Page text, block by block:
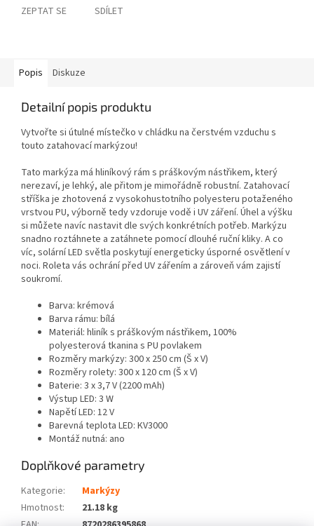
ZEPTAT SE SDÍLET
Popis Diskuze
Detailní popis produktu
Vytvořte si útulné místečko v chládku na čerstvém vzduchu s
touto zatahovací markýzou!
Tato markýza má hliníkový rám s práškovým nástřikem, který
nerezaví, je lehký, ale přitom je mimořádně robustní. Zatahovací
stříška je zhotovená z vysokohustotního polyesteru potaženého
vrstvou PU, výborně tedy vzdoruje vodě i UV záření. Úhel a výšku
si můžete navíc nastavit dle svých konkrétních potřeb. Markýzu
snadno roztáhnete a zatáhnete pomocí dlouhé ruční kliky. A co
víc, solární LED světla poskytují energeticky úsporné osvětlení v
noci. Roleta vás ochrání před UV zářením a zároveň vám zajistí
soukromí.
Barva: krémová
Barva rámu: bílá
Materiál: hliník s práškovým nástřikem, 100%
polyesterová tkanina s PU povlakem
Rozměry markýzy: 300 x 250 cm (Š x V)
Rozměry rolety: 300 x 120 cm (Š x V)
Baterie: 3 x 3,7 V (2200 mAh)
Výstup LED: 3 W
Napětí LED: 12 V
Barevná teplota LED: KV3000
Montáž nutná: ano
Doplňkové parametry
Kategorie:
Markýzy
Hmotnost:
21.18 kg